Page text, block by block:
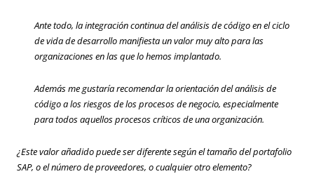
Ante todo, la integración continua del análisis de código en el ciclo
de vida de desarrollo manifiesta un valor muy alto para las
organizaciones en las que lo hemos implantado.
Además me gustaría recomendar la orientación del análisis de
código a los riesgos de los procesos de negocio, especialmente
para todos aquellos procesos críticos de una organización.
¿Este valor añadido puede ser diferente según el tamaño del portafolio
SAP, o el número de proveedores, o cualquier otro elemento?